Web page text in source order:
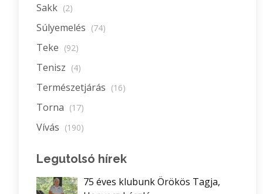
Sakk (2)
Súlyemelés (74)
Teke (92)
Tenisz (4)
Természetjárás (16)
Torna (17)
Vívás (190)
Legutolsó hírek
75 éves klubunk Örökös Tagja,